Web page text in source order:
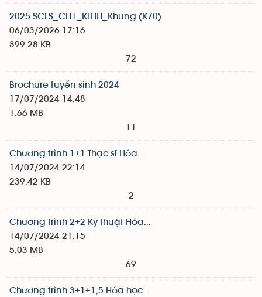
2025 SCLS_CH1_KTHH_Khung (K70)
06/03/2026 17:16
899.28 KB
72
Brochure tuyển sinh 2024
17/07/2024 14:48
1.66 MB
11
Chương trình 1+1 Thạc sĩ Hóa...
14/07/2024 22:14
239.42 KB
2
Chương trình 2+2 Kỹ thuật Hóa...
14/07/2024 21:15
5.03 MB
69
Chương trình 3+1+1,5 Hóa học...